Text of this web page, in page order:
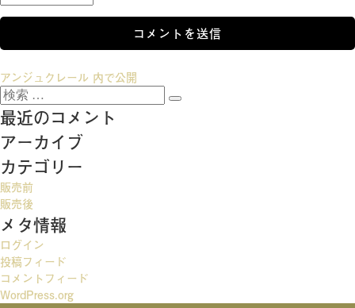
投
稿
ナ
ビ
ゲ
ー
シ
ョ
ン
アンジュクレール 内で公開
検
索:
検
最近のコメント
アーカイブ
カテゴリー
販売前
販売後
メタ情報
ログイン
投稿フィード
コメントフィード
WordPress.org